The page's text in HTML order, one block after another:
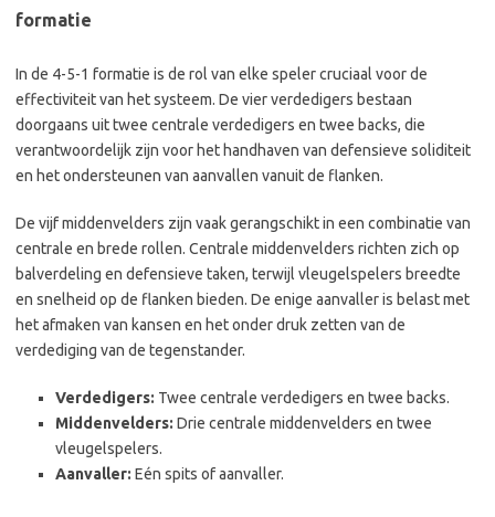
formatie
In de 4-5-1 formatie is de rol van elke speler cruciaal voor de
effectiviteit van het systeem. De vier verdedigers bestaan
doorgaans uit twee centrale verdedigers en twee backs, die
verantwoordelijk zijn voor het handhaven van defensieve soliditeit
en het ondersteunen van aanvallen vanuit de flanken.
De vijf middenvelders zijn vaak gerangschikt in een combinatie van
centrale en brede rollen. Centrale middenvelders richten zich op
balverdeling en defensieve taken, terwijl vleugelspelers breedte
en snelheid op de flanken bieden. De enige aanvaller is belast met
het afmaken van kansen en het onder druk zetten van de
verdediging van de tegenstander.
Verdedigers: Twee centrale verdedigers en twee backs.
Middenvelders: Drie centrale middenvelders en twee
vleugelspelers.
Aanvaller: Eén spits of aanvaller.